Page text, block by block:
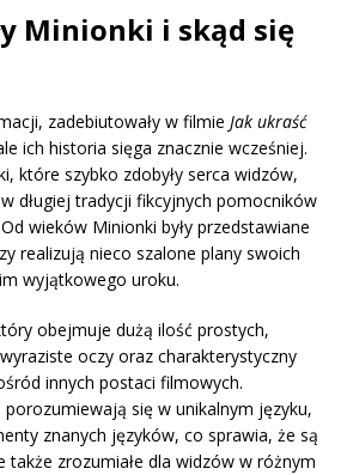
Minionki i skąd się
zadebiutowały w filmie Jak ukraść
ich historia sięga znacznie wcześniej.
które szybko zdobyły serca widzów,
długiej tradycji fikcyjnych pomocników
wieków Minionki były przedstawiane
realizują nieco szalone plany swoich
wyjątkowego uroku.
obejmuje dużą ilość prostych,
oczy oraz charakterystyczny
innych postaci filmowych.
się w unikalnym języku,
znanych języków, co sprawia, że są
także zrozumiałe dla widzów w różnym